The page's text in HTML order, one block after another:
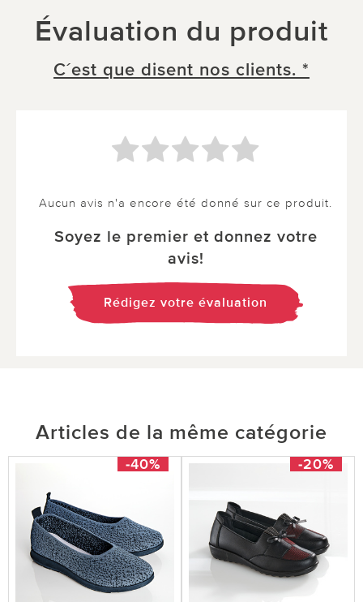
Évaluation du produit
C´est que disent nos clients. *
Aucun avis n'a encore été donné sur ce produit.
Soyez le premier et donnez votre
avis!
Rédigez votre évaluation
Articles de la même catégorie
-40% -20%